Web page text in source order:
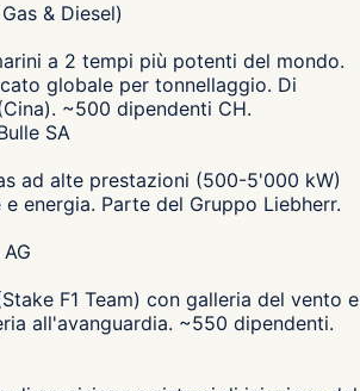
& Diesel)
a 2 tempi più potenti del mondo.
globale per tonnellaggio. Di
~500 dipendenti CH.
SA
ad alte prestazioni (500-5'000 kW)
energia. Parte del Gruppo Liebherr.
F1 Team) con galleria del vento e
all'avanguardia. ~550 dipendenti.